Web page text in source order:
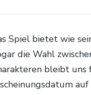
die Wahl
bleibt uns